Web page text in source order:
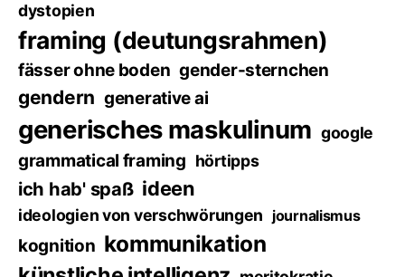
dystopien
framing (deutungsrahmen)
fässer ohne boden gender-sternchen
gendern generative ai
generisches maskulinum google
grammatical framing hörtipps
ich hab' spaß ideen
ideologien von verschwörungen journalismus
kognition kommunikation